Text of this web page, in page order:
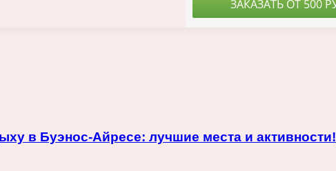
в Буэнос-Айресе: лучшие места и активности!